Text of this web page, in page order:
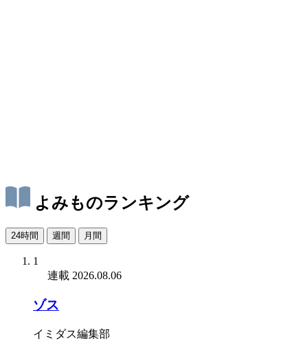
よみものランキング
24時間 週間 月間
1
連載 2026.08.06
ゾス
イミダス編集部